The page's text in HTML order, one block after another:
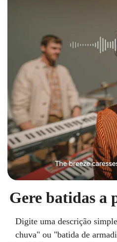
Gere batidas a
Digite uma descrição
chuva" ou "batida de